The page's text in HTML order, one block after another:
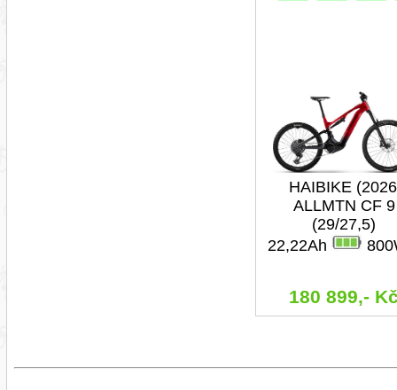
HAIBIKE
ALLMTN CF 9
(29/27,5)
22,22Ah
180 899,-